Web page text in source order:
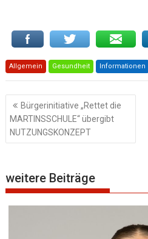
Allgemein Gesundheit Informationen
Beitragsnavigation
Bürgerinitiative „Rettet die
MARTINSSCHULE“ übergibt
NUTZUNGSKONZEPT
weitere Beiträge